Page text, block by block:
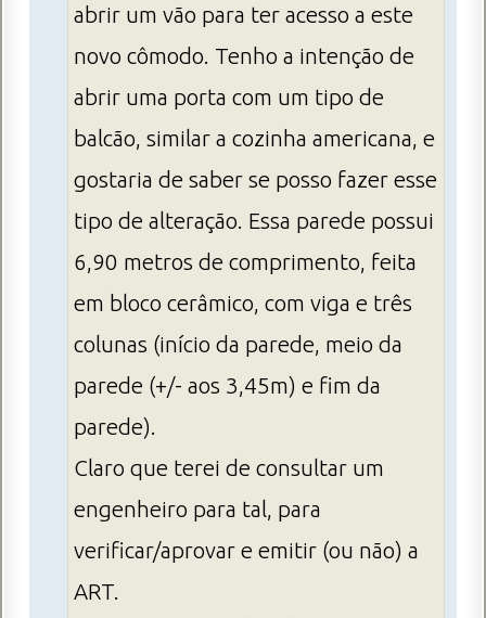
abrir um vão para ter acesso a este
novo cômodo. Tenho a intenção de
abrir uma porta com um tipo de
balcão, similar a cozinha americana, e
gostaria de saber se posso fazer esse
tipo de alteração. Essa parede possui
6,90 metros de comprimento, feita
em bloco cerâmico, com viga e três
colunas (início da parede, meio da
parede (+/- aos 3,45m) e fim da
parede).
Claro que terei de consultar um
engenheiro para tal, para
verificar/aprovar e emitir (ou não) a
ART.